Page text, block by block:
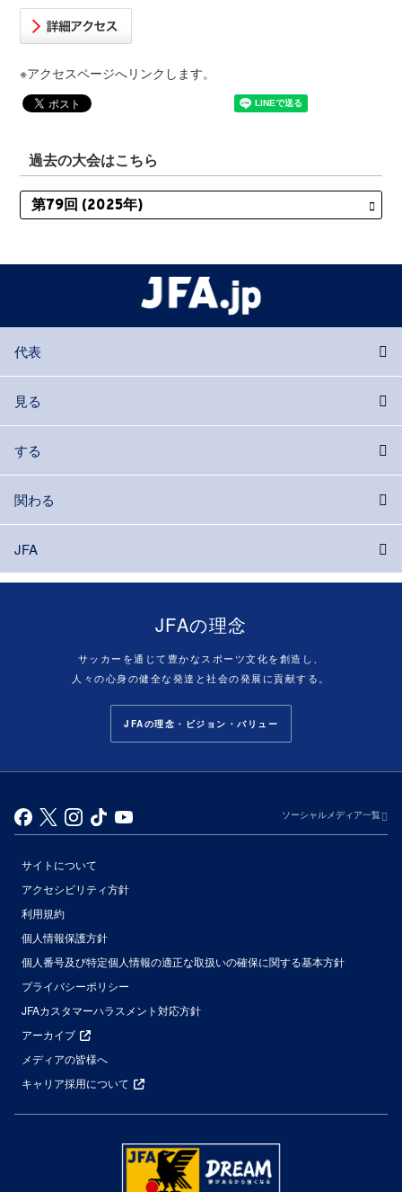
※アクセスページへリンクします。
過去の大会はこちら
代表
見る
する
関わる
JFA
JFAの理念
サッカーを通じて豊かなスポーツ文化を創造し、
人々の心身の健全な発達と社会の発展に貢献する。
JFAの理念・ビジョン・バリュー
ソーシャルメディア一覧
サイトについて
アクセシビリティ方針
利用規約
個人情報保護方針
個人番号及び特定個人情報の適正な取扱いの確保に関する基本方針
プライバシーポリシー
JFAカスタマーハラスメント対応方針
アーカイブ
メディアの皆様へ
キャリア採用について